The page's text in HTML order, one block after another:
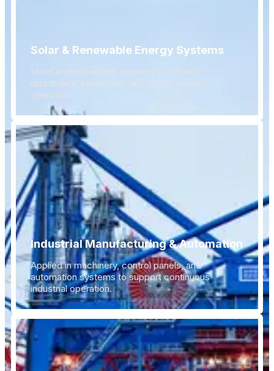
Solar & Renewable Energy Systems
Used in photovoltaic systems for power
distribution, protection, and stable system
operation.
Industrial Manufacturing & Automation
Applied in machinery, control panels, and
automation systems to support continuous
industrial operation.